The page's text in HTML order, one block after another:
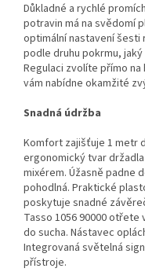
Důkladné a rychlé
potravin má na svědomí
optimální nastavení
podle druhu pokrmu,
Regulaci zvolíte přímo
vám nabídne okamžité
Snadná údržba
Komfort zajišťuje 1 metr
ergonomický tvar
mixérem. Úžasně padne
pohodlná. Praktické
poskytuje snadné
Tasso 1056 90000
do sucha. Nástavec
Integrovaná světelná
přístroje.